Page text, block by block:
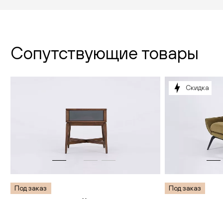
Сопутствующие товары
Под заказ
Скидка
Под заказ